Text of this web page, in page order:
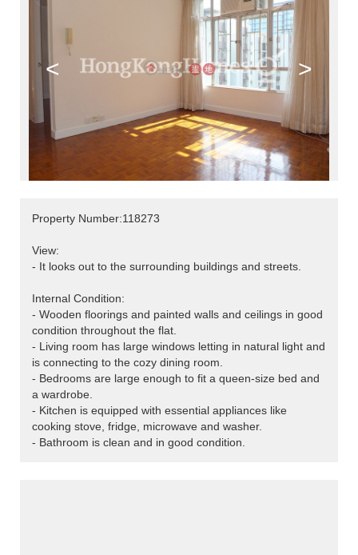
< >
Property Number:118273
View:
- It looks out to the surrounding buildings and streets.
Internal Condition:
- Wooden floorings and painted walls and ceilings in good
condition throughout the flat.
- Living room has large windows letting in natural light and
is connecting to the cozy dining room.
- Bedrooms are large enough to fit a queen-size bed and
a wardrobe.
- Kitchen is equipped with essential appliances like
cooking stove, fridge, microwave and washer.
- Bathroom is clean and in good condition.